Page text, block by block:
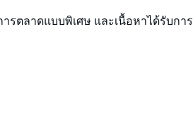
ตลาดแบบพิเศษ และเนื้อหาได้รับการ